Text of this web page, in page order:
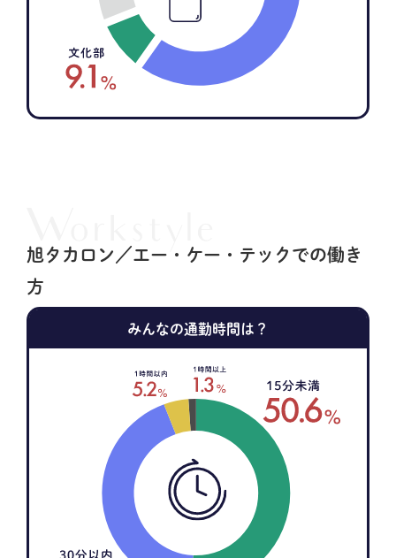
旭タカロン／エー・ケー・テックでの働き
方
みんなの通勤時間は？